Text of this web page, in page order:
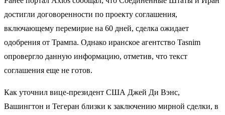
достигли договоренности по проекту соглашения,
включающему перемирие на 60 дней, сделка ожидает
одобрения от Трампа. Однако иранское агентство Tasnim
опровергло данную информацию, отметив, что текст
соглашения еще не готов.
Как уточнил вице-президент США Джей Ди Вэнс,
Вашингтон и Тегеран близки к заключению мирной сделки, в